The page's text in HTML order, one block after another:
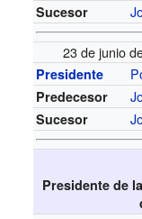
Sucesor
23 de junio
Presidente
Predecesor
Sucesor
Presidente de